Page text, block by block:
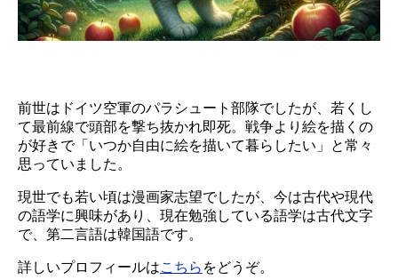
前世はドイツ空軍のパラシュート部隊でしたが、若くし
て最前線で頭部を撃ち抜かれ即死。戦争より絵を描くの
が好きで「いつか自由に絵を描いて暮らしたい」と常々
思っていました。
現世でも若い頃は漫画家志望でしたが、今は古代や現代
の語学に興味があり、現在勉強している語学は古代文字
で、第二言語は韓国語です。
詳しいプロフィールはこちら をどうぞ。